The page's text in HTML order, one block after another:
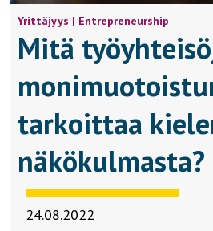
Yrittäjyys | Entrepreneurship
Mitä
tarkoittaa
näkökulmasta?
24.08.2022